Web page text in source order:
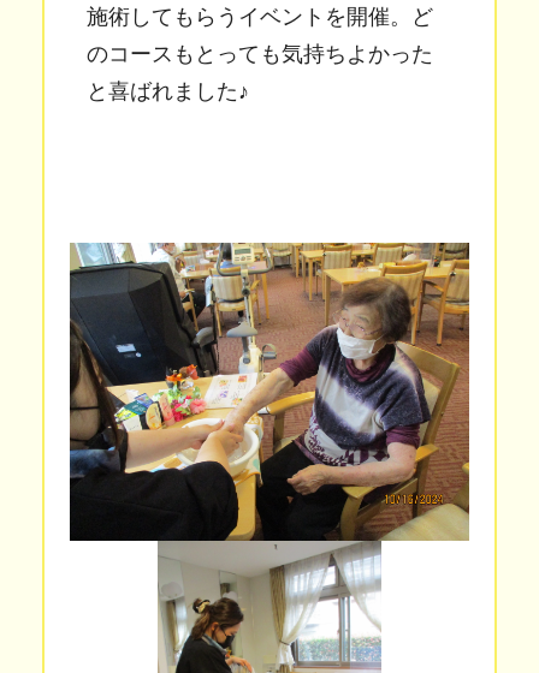
施術してもらうイベントを開催。ど
のコースもとっても気持ちよかった
と喜ばれました♪